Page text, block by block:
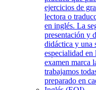
ejercicios de
lectora o
en inglés. La
presentación y
didáctica y una
especialidad
examen marca
trabajamos
preparado en